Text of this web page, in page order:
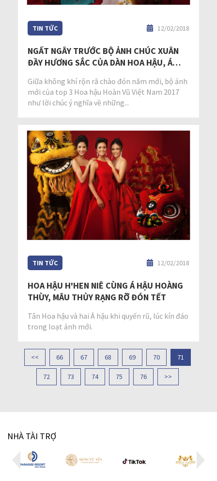
TIN TỨC 12/02/2018
NGẤT NGÂY TRƯỚC BỘ ẢNH CHÚC XUÂN
ĐẦY HƯƠNG SẮC CỦA DÀN HOA HẬU, Á
Giữa không khí rộn rã chào đón năm mới, bộ ảnh
mới của top 3 Hoa hậu Hoàn Vũ Việt Nam 2017
như lời chúc ý nghĩa về những...
TIN TỨC 12/02/2018
HOA HẬU H'HEN NIÊ CÙNG Á HẬU HOÀNG
THÙY, MÂU THỦY RẠNG RỠ ĐÓN TẾT
Tân Hoa hậu và hai Á hậu khi quyến rũ, lúc kín đáo
trong loạt ảnh mới.
<< 66 67 68 69 70 71
72 73 74 75 76 >>
NHÀ TÀI TRỢ